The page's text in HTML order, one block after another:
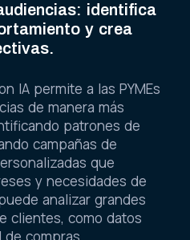
identifica
y crea
IA permite a las PYMEs
de manera más
patrones de
campañas de
que
y necesidades de
analizar grandes
clientes, como datos
compras,